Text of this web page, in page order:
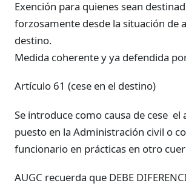
Exención para quienes sean
forzosamente desde la situación de
destino.
Medida coherente y ya defendida
Artículo 61 (cese en el destino)
Se introduce como causa de cese el
puesto en la Administración civil o
funcionario en prácticas en otro
AUGC recuerda que DEBE